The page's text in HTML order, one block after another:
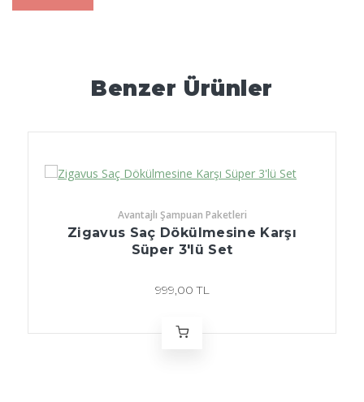
Benzer Ürünler
Avantajlı Şampuan Paketleri
Zigavus Saç Dökülmesine Karşı
Süper 3'lü Set
999,00 TL